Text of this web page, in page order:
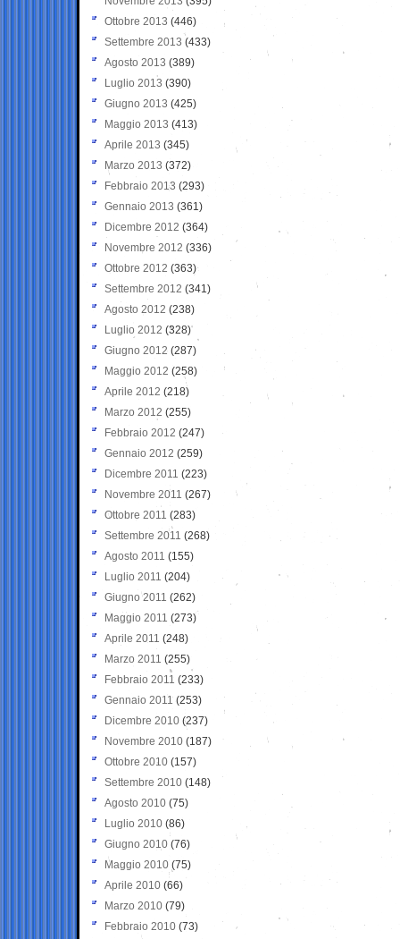
Ottobre 2013 (446)
Settembre 2013 (433)
Agosto 2013 (389)
Luglio 2013 (390)
Giugno 2013 (425)
Maggio 2013 (413)
Aprile 2013 (345)
Marzo 2013 (372)
Febbraio 2013 (293)
Gennaio 2013 (361)
Dicembre 2012 (364)
Novembre 2012 (336)
Ottobre 2012 (363)
Settembre 2012 (341)
Agosto 2012 (238)
Luglio 2012 (328)
Giugno 2012 (287)
Maggio 2012 (258)
Aprile 2012 (218)
Marzo 2012 (255)
Febbraio 2012 (247)
Gennaio 2012 (259)
Dicembre 2011 (223)
Novembre 2011 (267)
Ottobre 2011 (283)
Settembre 2011 (268)
Agosto 2011 (155)
Luglio 2011 (204)
Giugno 2011 (262)
Maggio 2011 (273)
Aprile 2011 (248)
Marzo 2011 (255)
Febbraio 2011 (233)
Gennaio 2011 (253)
Dicembre 2010 (237)
Novembre 2010 (187)
Ottobre 2010 (157)
Settembre 2010 (148)
Agosto 2010 (75)
Luglio 2010 (86)
Giugno 2010 (76)
Maggio 2010 (75)
Aprile 2010 (66)
Marzo 2010 (79)
Febbraio 2010 (73)